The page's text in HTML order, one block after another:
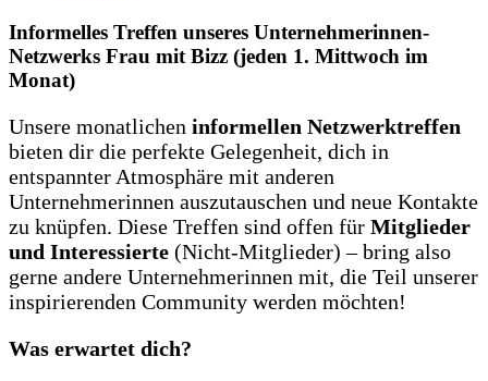
Informelles Treffen unseres Unternehmerinnen-
Netzwerks Frau mit Bizz (jeden 1. Mittwoch im
Monat)
Unsere monatlichen informellen Netzwerktreffen
bieten dir die perfekte Gelegenheit, dich in
entspannter Atmosphäre mit anderen
Unternehmerinnen auszutauschen und neue Kontakte
zu knüpfen. Diese Treffen sind offen für Mitglieder
und Interessierte (Nicht-Mitglieder) – bring also
gerne andere Unternehmerinnen mit, die Teil unserer
inspirierenden Community werden möchten!
Was erwartet dich?